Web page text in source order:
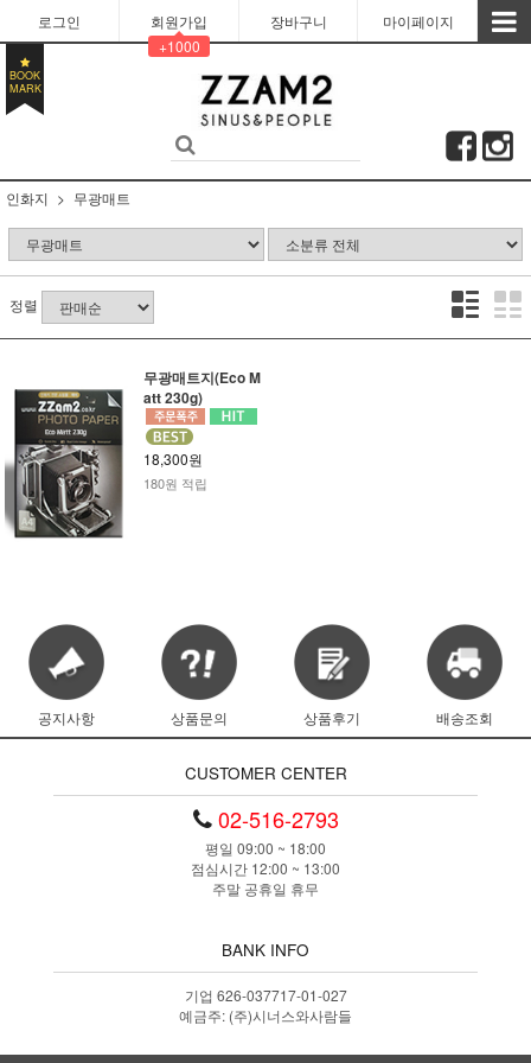
로그인
회원가입
+1000
장바구니 마이페이지
BOOK
MARK
인화지 무광매트
정렬
무광매트지(Eco M
att 230g)
18,300원
180원 적립
공지사항 상품문의 상품후기 배송조회
CUSTOMER CENTER
02-516-2793
평일 09:00 ~ 18:00
점심시간 12:00 ~ 13:00
주말 공휴일 휴무
BANK INFO
기업 626-037717-01-027
예금주: (주)시너스와사람들